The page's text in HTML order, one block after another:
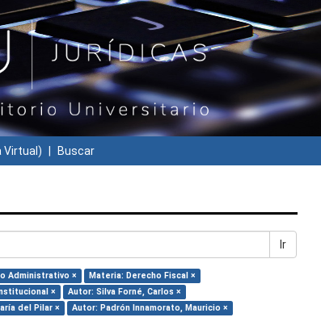
Virtual) Buscar
Ir
Administrativo ×
Materia: Derecho Fiscal ×
×
Autor: Silva Forné, Carlos ×
del Pilar ×
Autor: Padrón Innamorato, Mauricio ×